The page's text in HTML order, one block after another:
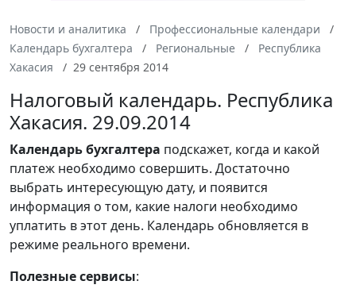
Новости и аналитика
Профессиональные календари
Календарь бухгалтера
Региональные
Республика
Хакасия
29 сентября 2014
Налоговый календарь. Республика
Хакасия. 29.09.2014
Календарьбухгалтера подскажет, когда и какой
платеж необходимо совершить. Достаточно
выбрать интересующую дату, и появится
информация о том, какие налоги необходимо
уплатить в этот день. Календарь обновляется в
режиме реального времени.
Полезные сервисы: